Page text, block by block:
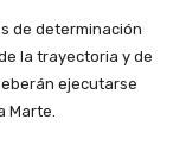
de determinación
la trayectoria y de
ejecutarse
Marte.